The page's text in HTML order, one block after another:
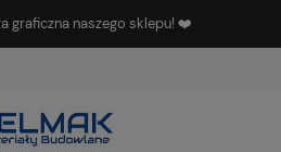
graficzna naszego sklepu! ❤️